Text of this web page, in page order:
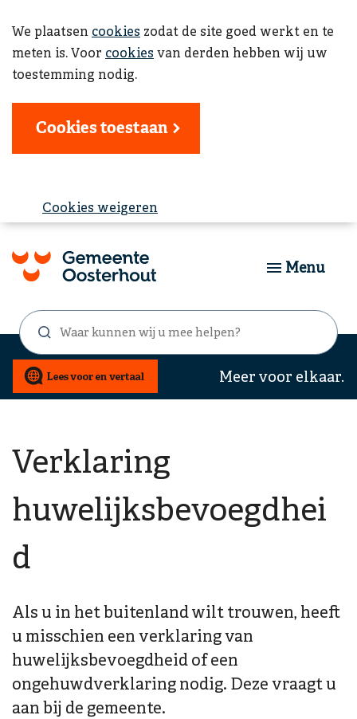
We plaatsen cookies zodat de site goed werkt en te
meten is. Voor cookies van derden hebben wij uw
toestemming nodig.
Cookies toestaan
Cookies weigeren
Zoekformulier
Waar
kunnen
wij
u
mee
Menu
Meer voor elkaar.
Verklaring
huwelijksbevoegdhei
d
Als u in het buitenland wilt trouwen, heeft
u misschien een verklaring van
huwelijksbevoegdheid of een
ongehuwdverklaring nodig. Deze vraagt u
aan bij de gemeente.